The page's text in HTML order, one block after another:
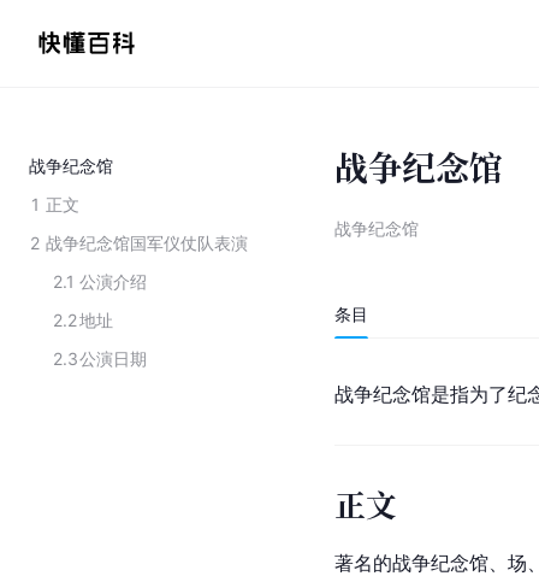
战争纪念馆
1 正文
2 战争纪念馆国军仪仗队表演
2.1 公演介绍
2.2地址
2.3公演日期
战争纪念馆
战争纪念馆
条目
战争纪念馆是指为了纪
正文
著名的战争纪念馆、场